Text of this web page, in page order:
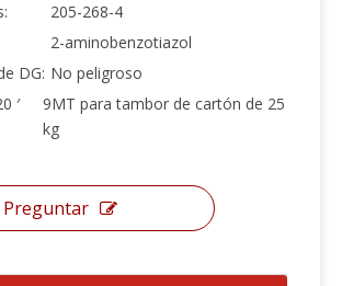
205-268-4
2-aminobenzotiazol
DG: No peligroso
′
9MT para tambor de cartón de 25
kg
Preguntar